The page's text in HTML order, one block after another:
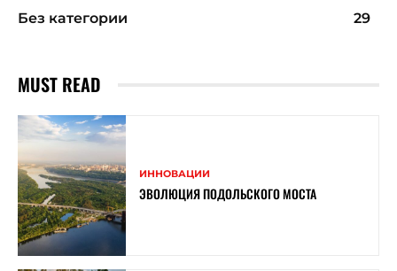
Без категории
29
MUST READ
ИННОВАЦИИ
ЭВОЛЮЦИЯ ПОДОЛЬСКОГО МОСТА